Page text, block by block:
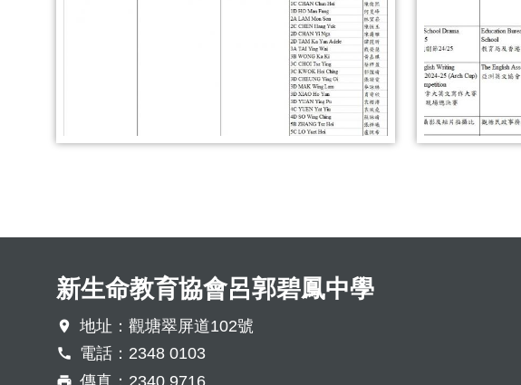
新生命教育協會呂郭碧鳳中學
地址：觀塘翠屏道102號
電話：2348 0103
傳真：2340 9716